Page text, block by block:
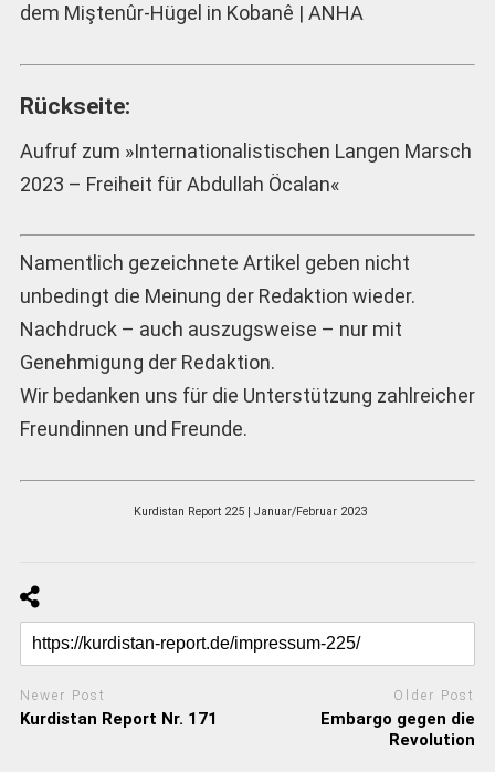
dem Miştenûr-Hügel in Kobanê | ANHA
Rückseite:
Aufruf zum »Internationalistischen Langen Marsch
2023 – Freiheit für Abdullah Öcalan«
Namentlich gezeichnete Artikel geben nicht
unbedingt die Meinung der Redaktion wieder.
Nachdruck – auch auszugsweise – nur mit
Genehmigung der Redaktion.
Wir bedanken uns für die Unterstützung zahlreicher
Freundinnen und Freunde.
Kurdistan Report 225 | Januar/Februar 2023
Newer Post
Kurdistan Report Nr. 171
Older Post
Embargo gegen die
Revolution